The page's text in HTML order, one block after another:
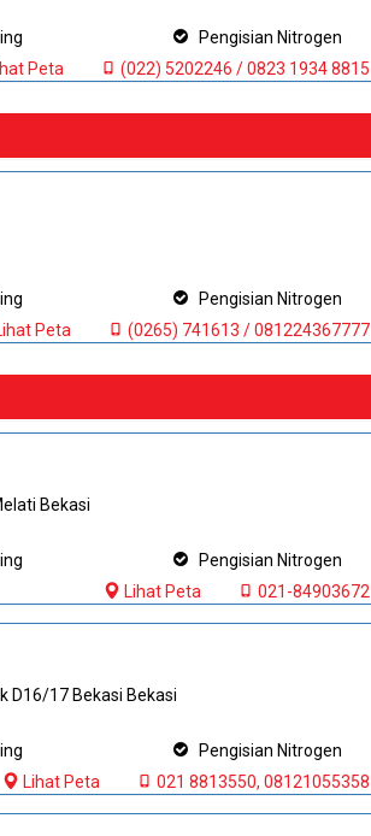
Pengisian Nitrogen
(022) 5202246 / 0823 1934 8815
Peta
Pengisian Nitrogen
(0265) 741613 / 081224367777
Peta
Bekasi
Pengisian Nitrogen
021-84903672
Lihat Peta
D16/17 Bekasi Bekasi
Pengisian Nitrogen
021 8813550, 08121055358
Lihat Peta